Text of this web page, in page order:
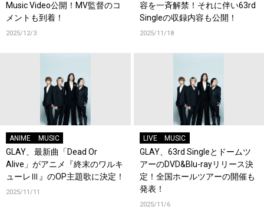
Music Video公開！MV監督のコ
メントも到着！
2025/12/3
容を一斉解禁！それに伴い63rd
Singleの収録内容も公開！
2025/11/18
ANIME MUSIC
GLAY、最新曲「Dead Or
Alive」がアニメ『終末のワルキ
ューレⅢ』のOP主題歌に決定！
2025/11/11
LIVE MUSIC
GLAY、63rd Singleとドームツ
アーのDVD&Blu-rayリリース決
定！全国ホールツアーの開催も
発表！
2025/11/6